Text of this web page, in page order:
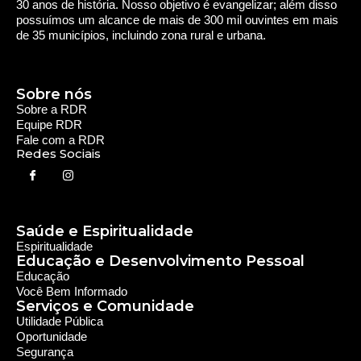
30 anos de história. Nosso objetivo é evangelizar; além disso
possuímos um alcance de mais de 300 mil ouvintes em mais
de 35 municípios, incluindo zona rural e urbana.
Sobre a RDR
Equipe RDR
Fale com a RDR
Redes Sociais
Sobre nós
Saúde e Espiritualidade
Espiritualidade
Educação e Desenvolvimento Pessoal
Educação
Você Bem Informado
Serviços e Comunidade
Utilidade Pública
Oportunidade
Segurança